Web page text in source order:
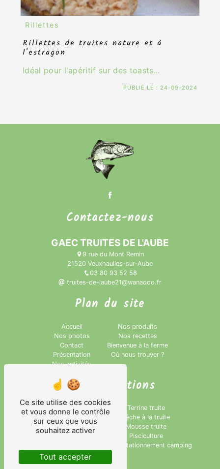
Rillettes
Rillettes de truites nature et à
l'estragon
Idéal pour l'apéritif sur des toasts...
PUBLIÉ LE : 24-09-2024
Contactez-nous
GAEC TRUITES DE L'AUBE
9 rue du Mont Remin
21520 Veuxhaulles-sur-Aube
03 80 93 52 58
truites-de-laube21@wanadoo.fr
Plan du site
Accueil
Nos photos
Contact
Présentation
Nos activités
Nos produits
Nos recettes
Bienvenue à la ferme
Où nous trouver ?
Nos prestations
Parcours de pêche
Poisson
Rillettes
Truite fumée
Terrine truite
Pêche à la truite
Mousse truite
Pisciculture
Aire de stationnement camping
Ce site utilise des cookies
et vous donne le contrôle
sur ceux que vous
souhaitez activer
Tout accepter